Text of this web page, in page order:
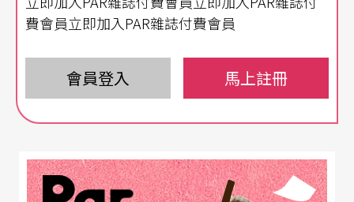
觀眾不用親身前往當地就可以欣賞到劇場表演，而
上佳示範。
安提戈涅抗爭精神向外擴展
香港亦將有類似的嘗試，西九文化區將於十一月，
在戶外場地演出由鄧樹榮戲劇工作室及白光劇社首
費會員立即加入PAR雜誌付費會員
會員登入 馬上註冊